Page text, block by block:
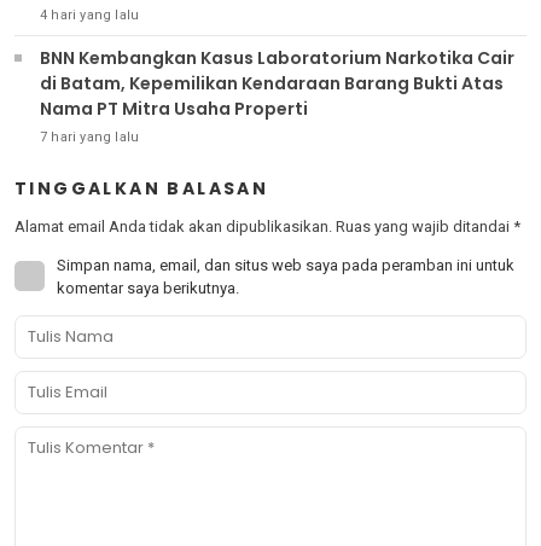
4 hari yang lalu
BNN Kembangkan Kasus Laboratorium Narkotika Cair
di Batam, Kepemilikan Kendaraan Barang Bukti Atas
Nama PT Mitra Usaha Properti
7 hari yang lalu
TINGGALKAN BALASAN
Alamat email Anda tidak akan dipublikasikan. Ruas yang wajib ditandai *
Simpan nama, email, dan situs web saya pada peramban ini untuk
komentar saya berikutnya.